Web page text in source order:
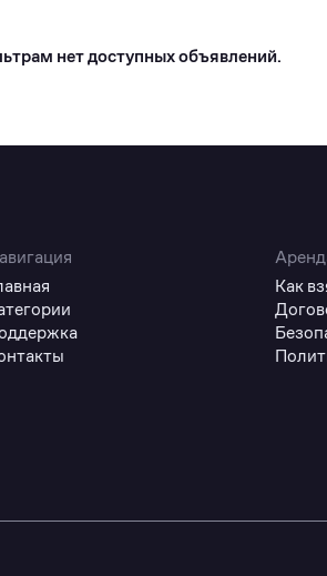
нет доступных объявлений.
Как